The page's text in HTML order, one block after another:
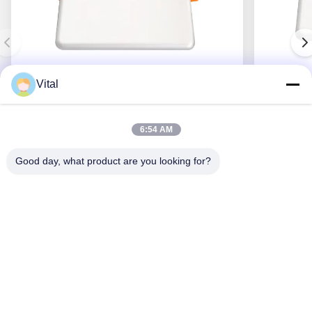
En İyi Fiyatı Alın
Vital
6:54 AM
Good day, what product are you looking for?